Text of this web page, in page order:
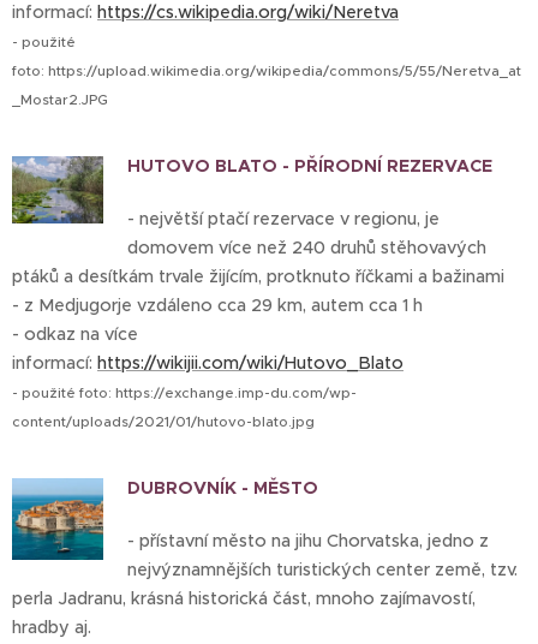
informací: https://cs.wikipedia.org/wiki/Neretva
- použité
foto: https://upload.wikimedia.org/wikipedia/commons/5/55/Neretva_at
_Mostar2.JPG
HUTOVO BLATO - PŘÍRODNÍ REZERVACE
- největší ptačí rezervace v regionu, je
domovem více než 240 druhů stěhovavých
ptáků a desítkám trvale žijícím, protknuto říčkami a bažinami
- z Medjugorje vzdáleno cca 29 km, autem cca 1 h
- odkaz na více
informací: https://wikijii.com/wiki/Hutovo_Blato
- použité foto: https://exchange.imp-du.com/wp-
content/uploads/2021/01/hutovo-blato.jpg
DUBROVNÍK - MĚSTO
- přístavní město na jihu Chorvatska, jedno z
nejvýznamnějších turistických center země, tzv.
perla Jadranu, krásná historická část, mnoho zajímavostí,
hradby aj.